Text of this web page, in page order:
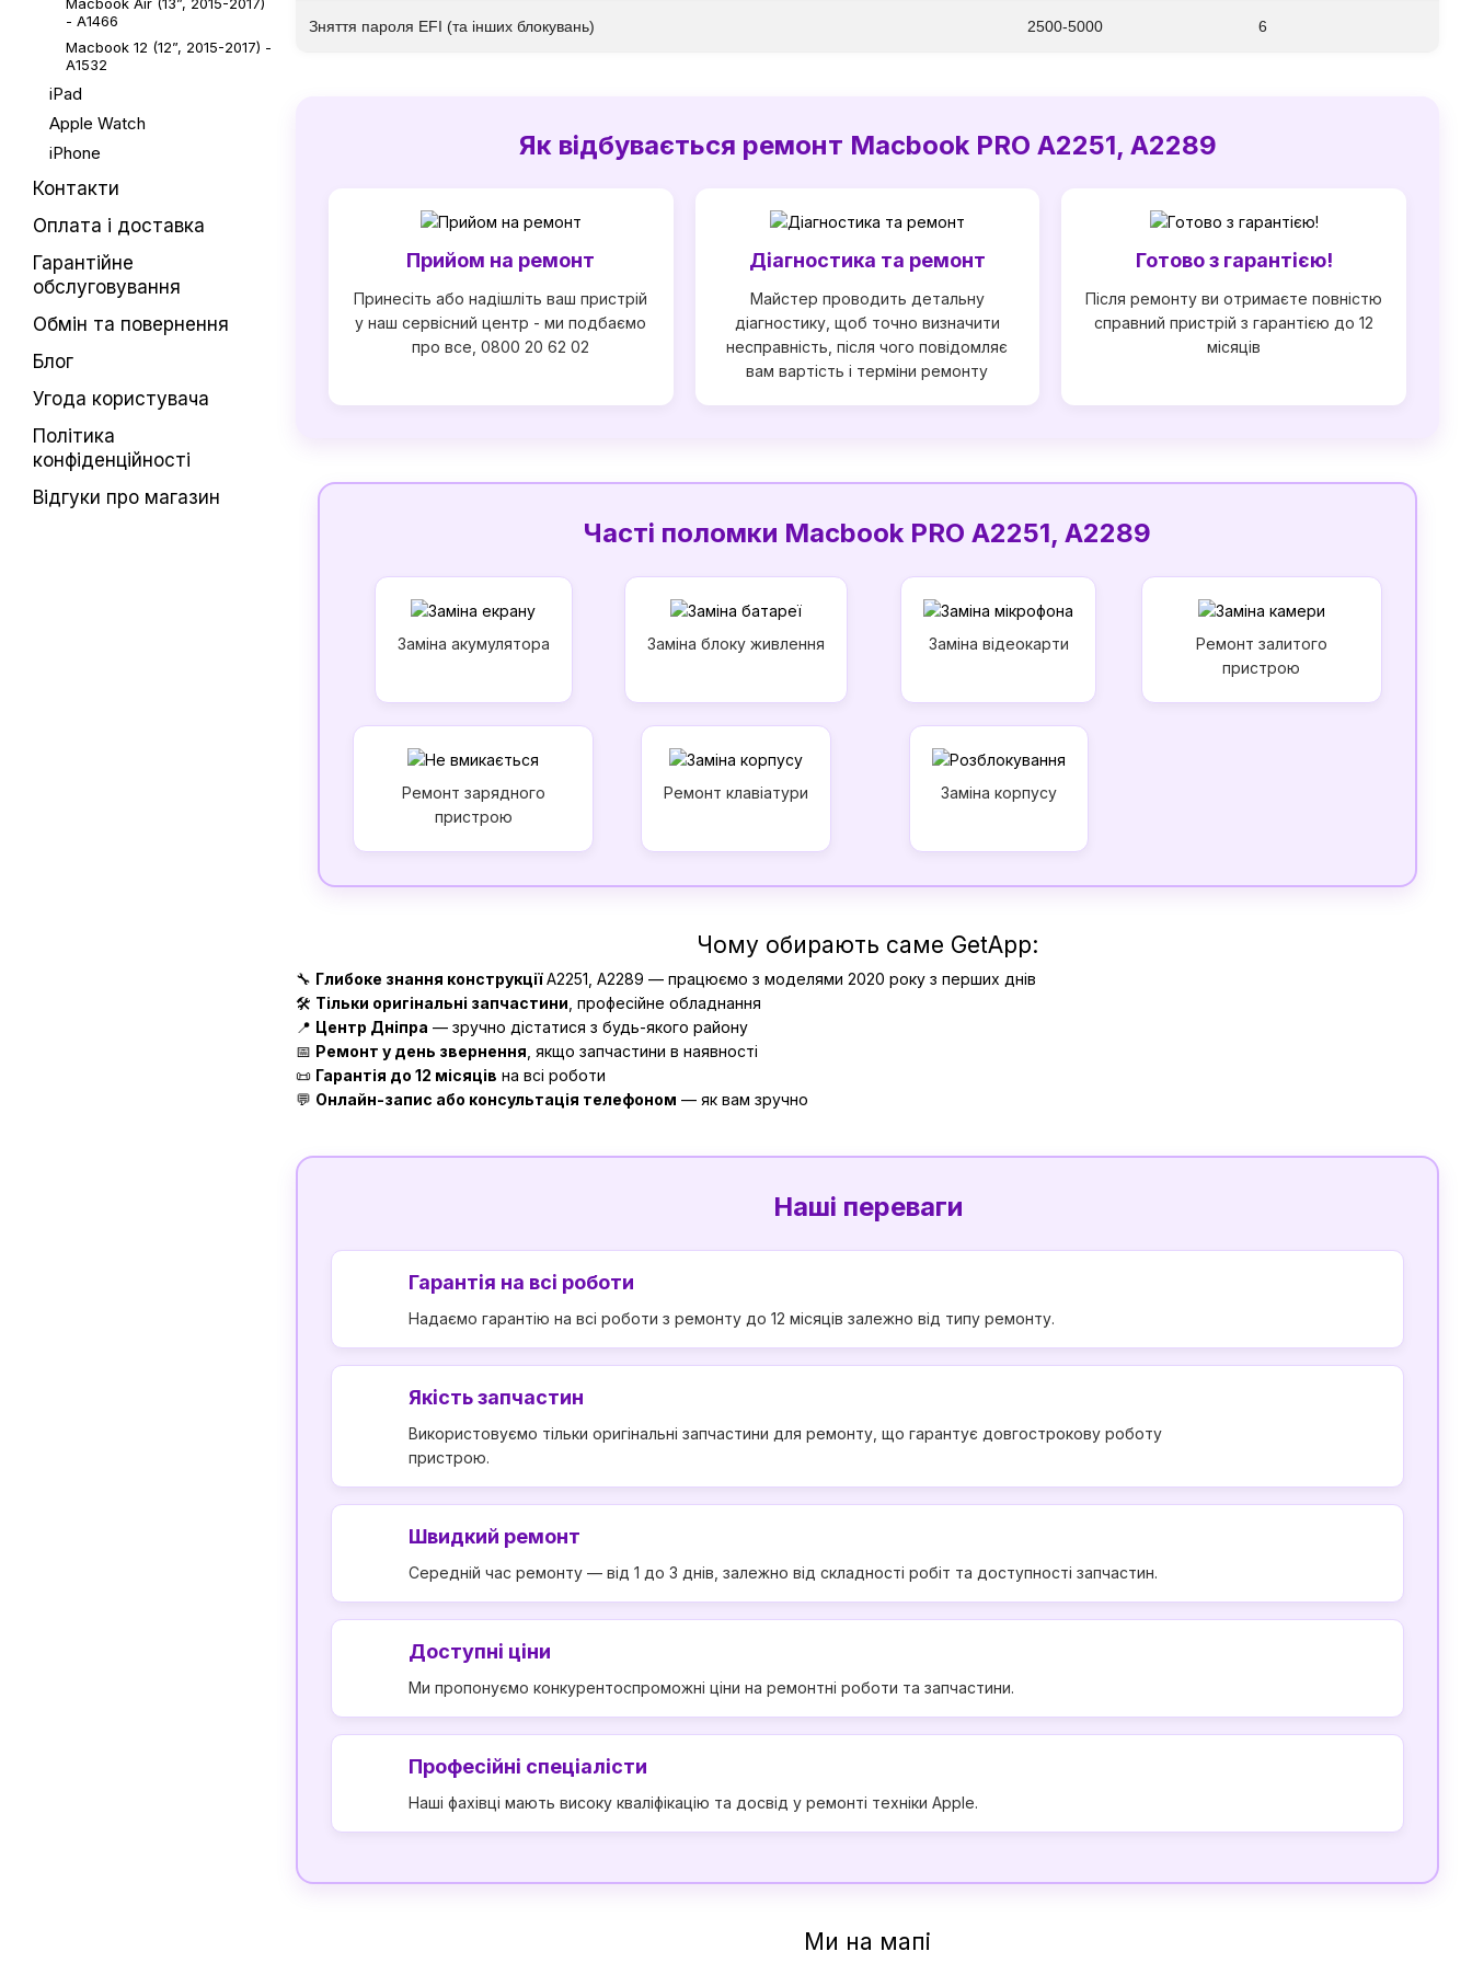
Зняття пароля EFI (та інших блокувань) 2500-5000 6
Як відбувається ремонт Macbook PRO A2251, А2289
Прийом на ремонт
Принесіть або надішліть ваш пристрій
у наш сервісний центр - ми подбаємо
про все, 0800 20 62 02
Діагностика та ремонт
Майстер проводить детальну
діагностику, щоб точно визначити
несправність, після чого повідомляє
вам вартість і терміни ремонту
Готово з гарантією!
Після ремонту ви отримаєте повністю
справний пристрій з гарантією до 12
місяців
Часті поломки Macbook PRO A2251, А2289
Заміна акумулятора Заміна блоку живлення Заміна відеокарти
Ремонт залитого
пристрою
Ремонт зарядного
пристрою
Ремонт клавіатури Заміна корпусу
Чому обирають саме GetApp:
🔧 Глибоке знання конструкціїA2251, А2289 — працюємо з моделями 2020 року з перших днів
🛠 Тільки оригінальні запчастини , професійне обладнання
📍 Центр Дніпра — зручно дістатися з будь-якого району
📅 Ремонт у день звернення , якщо запчастини в наявності
📜 Гарантія до 12 місяців на всі роботи
💬 Онлайн-запис або консультація телефоном — як вам зручно
Наші переваги
Гарантія на всі роботи
Надаємо гарантію на всі роботи з ремонту до 12 місяців залежно від типу ремонту.
Якість запчастин
Використовуємо тільки оригінальні запчастини для ремонту, що гарантує довгострокову роботу
пристрою.
Швидкий ремонт
Середній час ремонту — від 1 до 3 днів, залежно від складності робіт та доступності запчастин.
Доступні ціни
Ми пропонуємо конкурентоспроможні ціни на ремонтні роботи та запчастини.
Професійні спеціалісти
Наші фахівці мають високу кваліфікацію та досвід у ремонті техніки Apple.
Ми на мапі
- A1466
Macbook 12 (12”, 2015-2017) -
A1532
iPad
Apple Watch
iPhone
Контакти
Оплата і доставка
Гарантійне
обслуговування
Обмін та повернення
Блог
Угода користувача
Політика
конфіденційності
Відгуки про магазин